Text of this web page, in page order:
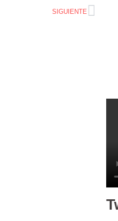
SIGUIENTE